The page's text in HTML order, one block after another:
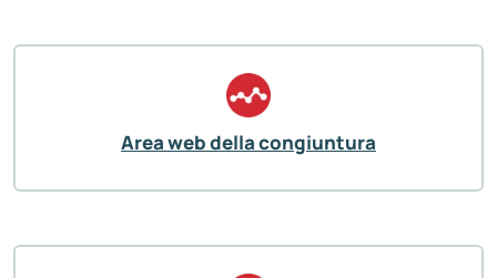
Area web della congiuntura